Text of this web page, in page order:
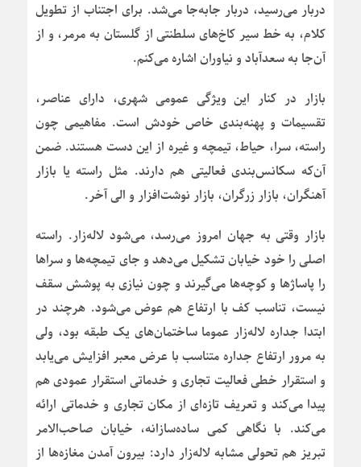
دربار می‌رسید، دربار جابه‌جا می‌شد. برای اجتناب از تطویل
کلام، به خط سیر کاخ‌های سلطنتی از گلستان به مرمر، و از
آن‌جا به سعدآباد و نیاوران اشاره می‌کنم.
بازار در کنار این ویژگی عمومی شهری، دارای عناصر،
تقسیمات و پهنه‌بندی خاص خودش است. مفاهیمی چون
راسته، سرا، حیاط، تیمچه و غیره از این دست هستند. ضمن
آن‌که سکانس‌بندی فعالیتی هم دارند. مثل راسته یا بازار
آهنگران، بازار زرگران، بازار نوشت‌افزار و الی آخر.
بازار وقتی به جهان امروز می‌رسد، می‌شود لاله‌زار. راسته
اصلی را خود خیابان تشکیل می‌دهد و جای تیمچه‌ها و سراها
را پاساژها و کوچه‌ها می‌گیرند و چون نیازی به پوشش سقف
نیست، تناسب کف با ارتفاع هم عوض می‌شود. هرچند در
ابتدا جداره لاله‌زار عموما ساختمان‌های یک طبقه بود، ولی
به مرور ارتفاع جداره متناسب با عرض معبر افزایش می‌یابد
و استقرار خطی فعالیت تجاری و خدماتی استقرار عمودی هم
پیدا می‌کند و تعریف تازه‌ای از مکان تجاری و خدماتی ارائه
می‌کند. با نگاهی کمی ساده‌سازانه، خیابان صاحب‌الامر
تبریز هم تحولی مشابه لاله‌زار دارد: بیرون آمدن مغازه‌ها از